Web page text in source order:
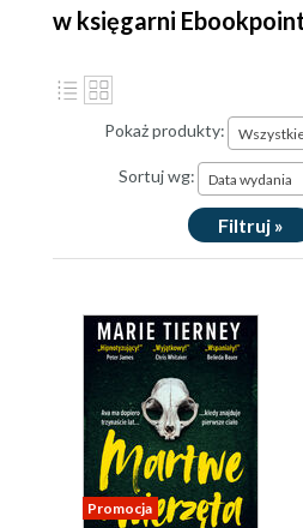
w księgarni
Pokaż produkty:
Sortuj wg: Data wydania
Filtruj »
Promocja